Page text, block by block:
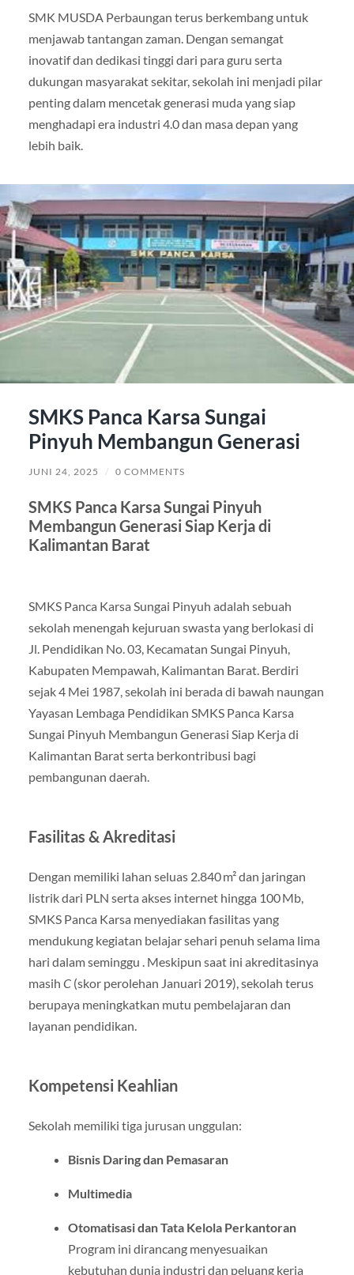
SMK MUSDA Perbaungan terus berkembang untuk
menjawab tantangan zaman. Dengan semangat
inovatif dan dedikasi tinggi dari para guru serta
dukungan masyarakat sekitar, sekolah ini menjadi pilar
penting dalam mencetak generasi muda yang siap
menghadapi era industri 4.0 dan masa depan yang
lebih baik.
SMKS Panca Karsa Sungai
Pinyuh Membangun Generasi
JUNI 24, 2025 / 0 COMMENTS
SMKS Panca Karsa Sungai Pinyuh
Membangun Generasi Siap Kerja di
Kalimantan Barat
SMKS Panca Karsa Sungai Pinyuh adalah sebuah
sekolah menengah kejuruan swasta yang berlokasi di
Jl. Pendidikan No. 03, Kecamatan Sungai Pinyuh,
Kabupaten Mempawah, Kalimantan Barat. Berdiri
sejak 4 Mei 1987, sekolah ini berada di bawah naungan
Yayasan Lembaga Pendidikan SMKS Panca Karsa
Sungai Pinyuh Membangun Generasi Siap Kerja di
Kalimantan Barat serta berkontribusi bagi
pembangunan daerah.
Fasilitas & Akreditasi
Dengan memiliki lahan seluas 2.840 m² dan jaringan
listrik dari PLN serta akses internet hingga 100 Mb,
SMKS Panca Karsa menyediakan fasilitas yang
mendukung kegiatan belajar sehari penuh selama lima
hari dalam seminggu . Meskipun saat ini akreditasinya
masih C(skor perolehan Januari 2019), sekolah terus
berupaya meningkatkan mutu pembelajaran dan
layanan pendidikan.
Kompetensi Keahlian
Sekolah memiliki tiga jurusan unggulan:
Bisnis Daring dan Pemasaran
Multimedia
Otomatisasi dan Tata Kelola Perkantoran
Program ini dirancang menyesuaikan
kebutuhan dunia industri dan peluang kerja